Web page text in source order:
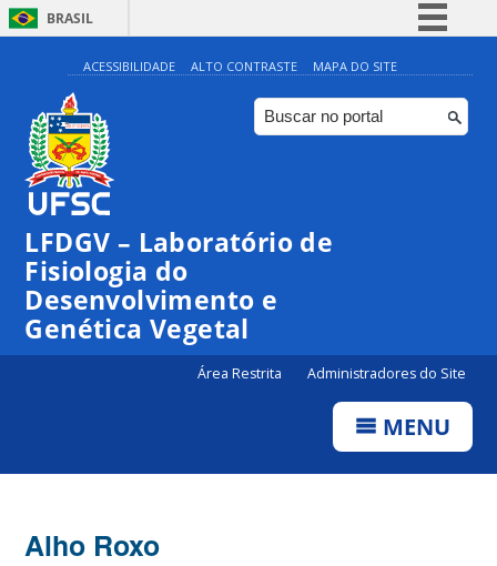
BRASIL
Simplifique!
Comunica BR
Participe
Canais
ACESSIBILIDADE ALTO CONTRASTE MAPA DO SITE
LFDGV – Laboratório de
Fisiologia do
Desenvolvimento e
Genética Vegetal
Área Restrita Administradores do Site
MENU
Alho Roxo